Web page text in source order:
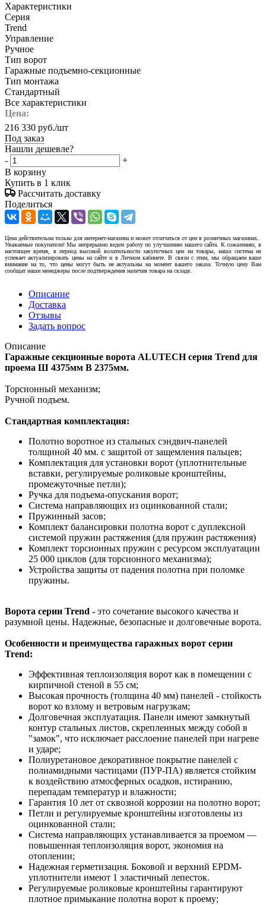
Характеристики
Серия
Trend
Управление
Ручное
Тип ворот
Гаражные подъемно-секционные
Тип монтажа
Стандартный
Все характеристики
Цена:
216 330 руб./шт
Под заказ
Нашли дешевле?
-
+
В корзину
Купить в 1 клик
Рассчитать доставку
Поделиться
Цена действительна только для интернет-магазина и может отличаться от цен в розничных магазинах.
Уважаемые покупатели! Мы непрерывно ведем работу по улучшению нашего сайта. К сожалению, в
настоящее время, в период высокой волатильности закупочных цен на товары, наша система не
успевает актуализировать цены на сайте и в Личном кабинете. В связи с этим, мы обращаем ваше
внимание на то, что цены могут быть не актуальны на момент вашего заказа. Точную цену Вам
сообщат наши менеджеры после подтверждения наличия товара на складе.
Описание
Доставка
Отзывы
Задать вопрос
Описание
Гаражные секционные ворота ALUTECH серия Trend для
проема Ш 4375мм В 2375мм.
Торсионный механизм;
Ручной подъем.
Стандартная комплектация:
Полотно воротное из стальных сэндвич-панелей
толщиной 40 мм. с защитой от защемления пальцев;
Комплектация для установки ворот (уплотнительные
вставки, регулируемые роликовые кронштейны,
промежуточные петли);
Ручка для подъема-опускания ворот;
Система направляющих из оцинкованной стали;
Пружинный засов;
Комплект балансировки полотна ворот с дуплексной
системой пружин растяжения (для пружин растяжения)
Комплект торсионных пружин с ресурсом эксплуатации
25 000 циклов (для торсионного механизма);
Устройства защиты от падения полотна при поломке
пружины.
Ворота серии Trend - это сочетание высокого качества и
разумной цены. Надежные, безопасные и долговечные ворота.
Особенности и преимущества гаражных ворот серии
Trend:
Эффективная теплоизоляция ворот как в помещении с
кирпичной стеной в 55 см;
Высокая прочность (толщина 40 мм) панелей - стойкость
ворот ко взлому и ветровым нагрузкам;
Долговечная эксплуатация. Панели имеют замкнутый
контур стальных листов, скрепленных между собой в
"замок", что исключает расслоение панелей при нагреве
и ударе;
Полиуретановое декоративное покрытие панелей с
полиамидными частицами (ПУР-ПА) является стойким
к воздействию атмосферных осадков, истиранию,
перепадам температур и влажности;
Гарантия 10 лет от сквозной коррозии на полотно ворот;
Петли и регулируемые кронштейны изготовлены из
оцинкованной стали;
Система направляющих устанавливается за проемом —
повышенная теплоизоляция ворот, экономия на
отоплении;
Надежная герметизация. Боковой и верхний EPDM-
уплотнители имеют 1 эластичный лепесток.
Регулируемые роликовые кронштейны гарантируют
плотное примыкание полотна ворот к проему;